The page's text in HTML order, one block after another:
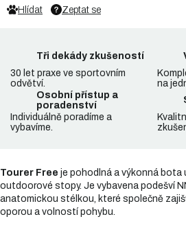
Zeptat se
Hlídat
Tři dekády zkušeností
30 let praxe ve sportovním
odvětví.
na
Osobní přístup a
poradenství
Individuálně poradíme a
vybavíme.
Tourer Free je pohodlná a výkonná bota
outdoorové stopy. Je vybavena podešví
anatomickou stélkou, které společně
oporou a volností pohybu.